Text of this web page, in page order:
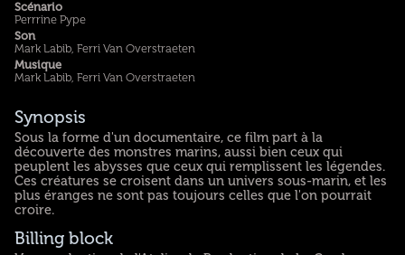
Scénario
Perrrine Pype
Son
Mark Labib, Ferri Van Overstraeten
Musique
Mark Labib, Ferri Van Overstraeten
Synopsis
Sous la forme d'un documentaire, ce film part à la
découverte des monstres marins, aussi bien ceux qui
peuplent les abysses que ceux qui remplissent les légendes.
Ces créatures se croisent dans un univers sous-marin, et les
plus éranges ne sont pas toujours celles que l'on pourrait
croire.
Billing block